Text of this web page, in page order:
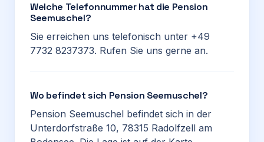
Welche Telefonnummer hat die Pension
Seemuschel?
Sie erreichen uns telefonisch unter +49
7732 8237373. Rufen Sie uns gerne an.
Wo befindet sich Pension Seemuschel?
Pension Seemuschel befindet sich in der
Unterdorfstraße 10, 78315 Radolfzell am